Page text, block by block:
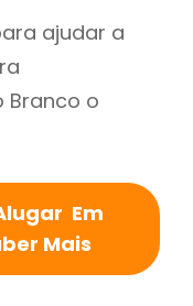
ajudar a
Branco o
Em
Mais